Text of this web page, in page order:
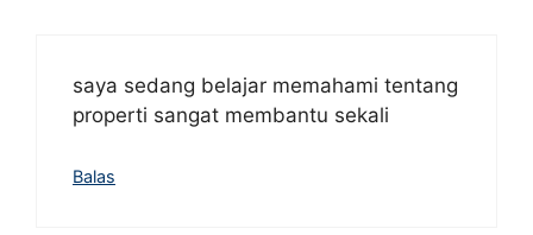
saya sedang belajar memahami tentang
properti sangat membantu sekali
Balas